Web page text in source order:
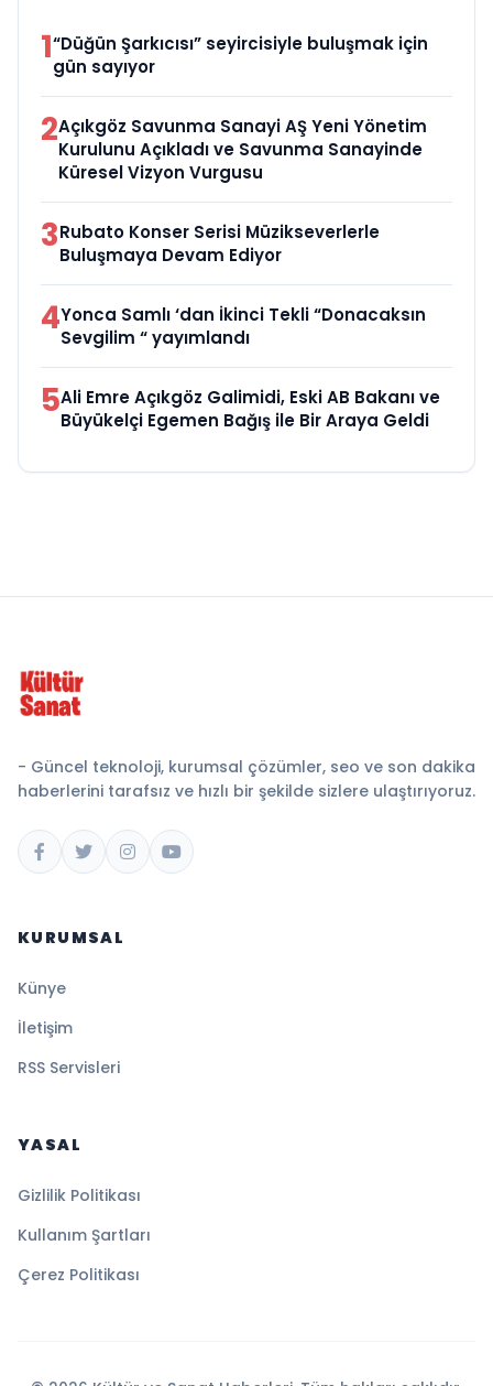
1“Düğün Şarkıcısı” seyircisiyle buluşmak için
gün sayıyor
2Açıkgöz Savunma Sanayi AŞ Yeni Yönetim
Kurulunu Açıkladı ve Savunma Sanayinde
Küresel Vizyon Vurgusu
3Rubato Konser Serisi Müzikseverlerle
Buluşmaya Devam Ediyor
4Yonca Samlı ‘dan İkinci Tekli “Donacaksın
Sevgilim “ yayımlandı
5Ali Emre Açıkgöz Galimidi, Eski AB Bakanı ve
Büyükelçi Egemen Bağış ile Bir Araya Geldi
- Güncel teknoloji, kurumsal çözümler, seo ve son dakika
haberlerini tarafsız ve hızlı bir şekilde sizlere ulaştırıyoruz.
KURUMSAL
Künye
İletişim
RSS Servisleri
YASAL
Gizlilik Politikası
Kullanım Şartları
Çerez Politikası